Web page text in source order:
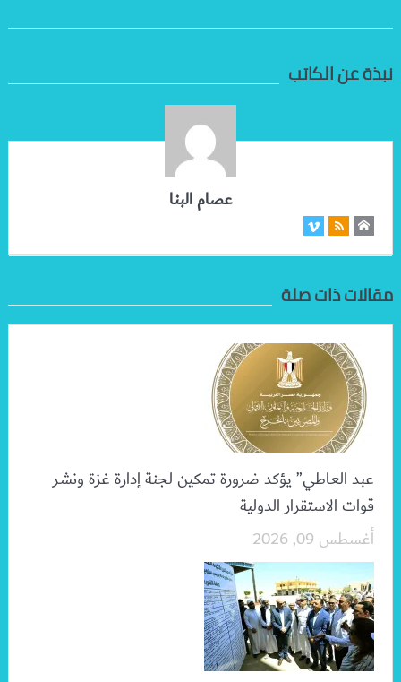
نبذة عن الكاتب
عصام البنا
مقالات ذات صلة
عبد العاطي” يؤكد ضرورة تمكين لجنة إدارة غزة ونشر
قوات الاستقرار الدولية
أغسطس 09, 2026